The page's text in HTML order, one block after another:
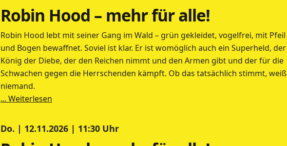
Robin Hood – mehr für alle!
Robin Hood lebt mit seiner Gang im Wald – grün gekleidet, vogelfrei, mit Pfeil
und Bogen bewaffnet. Soviel ist klar. Er ist womöglich auch ein Superheld, der
König der Diebe, der den Reichen nimmt und den Armen gibt und der für die
Schwachen gegen die Herrschenden kämpft. Ob das tatsächlich stimmt, weiß
niemand.
... Weiterlesen
Do. | 12.11.2026 | 11:30 Uhr